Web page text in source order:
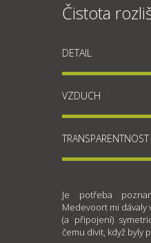
Čistota
DETAIL
VZDUCH
TRANSPARENTNOST
Je potřeba
Medevoort mi
(a připojení)
čemu divit, když byly